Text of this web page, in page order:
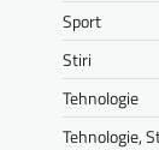
Sport
Stiri
Tehnologie
Tehnologie,